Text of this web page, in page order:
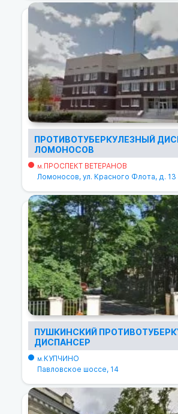
ПРОТИВОТУБЕРКУЛЕЗНЫЙ
ЛОМОНОСОВ
м.ПРОСПЕКТ ВЕТЕРАНОВ
Ломоносов, ул. Красного Флота, д. 13
ПУШКИНСКИЙ
ДИСПАНСЕР
м.КУПЧИНО
Павловское шоссе, 14